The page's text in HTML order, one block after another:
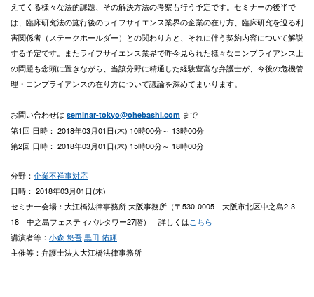
えてくる様々な法的課題、その解決方法の考察も行う予定です。セミナーの後半で
は、臨床研究法の施行後のライフサイエンス業界の企業の在り方、臨床研究を巡る利
害関係者（ステークホールダー）との関わり方と、それに伴う契約内容について解説
する予定です。またライフサイエンス業界で昨今見られた様々なコンプライアンス上
の問題も念頭に置きながら、当該分野に精通した経験豊富な弁護士が、今後の危機管
理・コンプライアンスの在り方について議論を深めてまいります。
お問い合わせは seminar-tokyo@ohebashi.com まで
第1回 日時： 2018年03月01日(木) 10時00分～ 13時00分
第2回 日時： 2018年03月01日(木) 15時00分～ 18時00分
分野： 企業不祥事対応
日時： 2018年03月01日(木)
セミナー会場：大江橋法律事務所 大阪事務所（〒530-0005 大阪市北区中之島2-3-
18 中之島フェスティバルタワー27階） 詳しくはこちら
講演者等： 小森 悠吾黒田 佑輝
主催等：弁護士法人大江橋法律事務所